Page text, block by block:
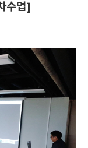
수업]